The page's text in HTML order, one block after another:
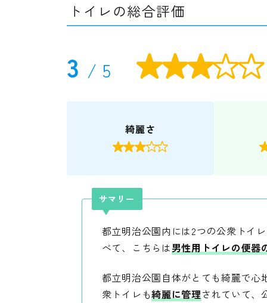
トイレの総合評価
3 / 5 
綺麗さ

サマリー
都立明治公園内には2つの公衆トイ
べて、こちらは男性用トイレの便器
都立明治公園自体がとても綺麗で
衆トイレも綺麗に管理されていて、